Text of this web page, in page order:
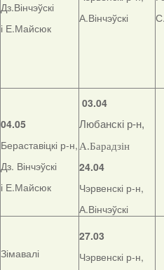
Дз.Вінчэўскі
і Е.Майсюк
А.Вінчэўскі
04.05
Бераставіцкі р-н,
Дз. Вінчэўскі
і Е.Майсюк
03.04
Любанскі р-н,
А.Барадзін
24.04
Чэрвенскі р-н,
А.Вінчэўскі
Зімавалі
27.03
Чэрвенскі р-н,